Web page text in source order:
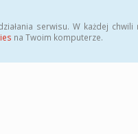
serwisu. W każdej chwili
na Twoim komputerze.